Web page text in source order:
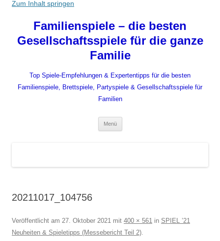
Zum Inhalt springen
Familienspiele – die besten
Gesellschaftsspiele für die ganze
Familie
Top Spiele-Empfehlungen & Expertentipps für die besten
Familienspiele, Brettspiele, Partyspiele & Gesellschaftsspiele für
Familien
Menü
20211017_104756
Veröffentlicht am 27. Oktober 2021 mit 400 × 561 in SPIEL ’21
Neuheiten & Spieletipps (Messebericht Teil 2).